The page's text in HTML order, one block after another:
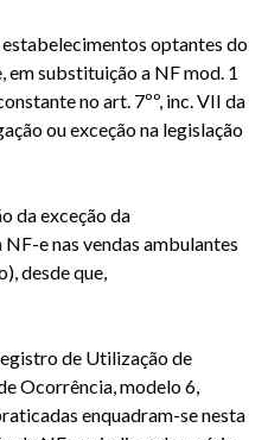
optantes do
substituição a NF mod. 1
no art. 7ºº, inc. VII da
ou exceção na legislação
da exceção da
e nas vendas ambulantes
desde que,
de Utilização de
Ocorrência, modelo 6,
enquadram-se nesta